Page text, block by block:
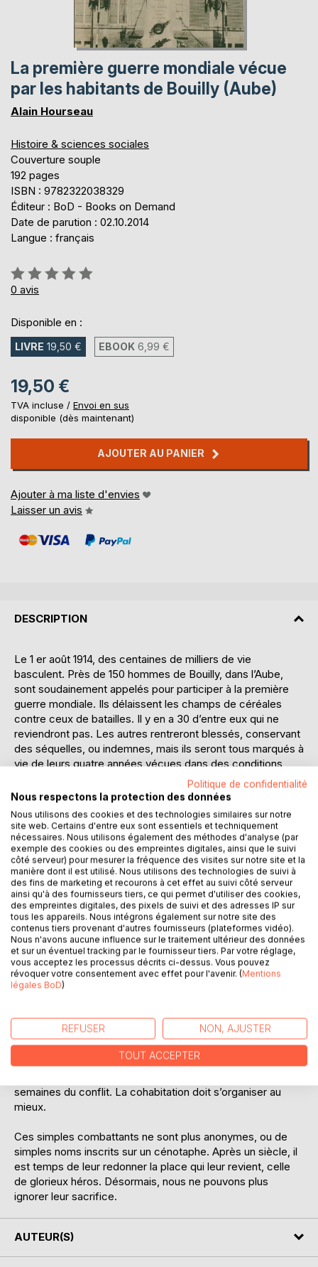
La première guerre mondiale vécue
par les habitants de Bouilly (Aube)
Alain Hourseau
Histoire & sciences sociales
Couverture souple
192 pages
ISBN : 9782322038329
Éditeur : BoD - Books on Demand
Date de parution : 02.10.2014
Langue : français
Évaluation:
0%
0 avis
Disponible en :
LIVRE 19,50 € EBOOK 6,99 €
19,50 €
TVA incluse / Envoi en sus
disponible (dès maintenant)
AJOUTER AU PANIER
Ajouter à ma liste d'envies
Laisser un avis
DESCRIPTION
Le 1 er août 1914, des centaines de milliers de vie
basculent. Près de 150 hommes de Bouilly, dans l’Aube,
sont soudainement appelés pour participer à la première
guerre mondiale. Ils délaissent les champs de céréales
contre ceux de batailles. Il y en a 30 d’entre eux qui ne
reviendront pas. Les autres rentreront blessés, conservant
des séquelles, ou indemnes, mais ils seront tous marqués à
vie de leurs quatre années vécues dans des conditions
Après plusieurs années de recherches minutieuses, Alain
HOURSEAU vous invitent à suivre leurs parcours,
représentatifs de l’histoire de ce conflit. Ces soldats
Bouillerands, incorporés dans divers types de régiment,
sont présents sur tous les fronts, de la Somme en Alsace
en passant pas Verdun ou le Chemin des Dames, mais
aussi en Orient. Leurs courriers sont des témoignages
poignants. Il y a ceux qui décèdent au combat, suite à leurs
blessures, de maladie, ou accidentellement. Grâce aux «
Journaux des marches et opérations », nous connaissons
les circonstances dans lesquelles ils sont mortellement
blessés. Certains reçoivent une médaille pour des actions
héroïques face à l’ennemi. D’autres enfin restent en
Et dans le village ? La vie continue malgré l’absence des
hommes, les réquisitions importantes et les pénuries
alimentaires. De nombreuses familles du Nord ou de l’Est
semaines du conflit. La cohabitation doit s’organiser au
mieux.
Ces simples combattants ne sont plus anonymes, ou de
simples noms inscrits sur un cénotaphe. Après un siècle, il
est temps de leur redonner la place qui leur revient, celle
de glorieux héros. Désormais, nous ne pouvons plus
ignorer leur sacrifice.
AUTEUR(S)
Politique de confidentialité
Nous respectons la protection des données
Nous utilisons des cookies et des technologies similaires sur notre
site web. Certains d'entre eux sont essentiels et techniquement
nécessaires. Nous utilisons également des méthodes d'analyse (par
exemple des cookies ou des empreintes digitales, ainsi que le suivi
côté serveur) pour mesurer la fréquence des visites sur notre site et la
manière dont il est utilisé. Nous utilisons des technologies de suivi à
des fins de marketing et recourons à cet effet au suivi côté serveur
ainsi qu'à des fournisseurs tiers, ce qui permet d'utiliser des cookies,
des empreintes digitales, des pixels de suivi et des adresses IP sur
tous les appareils. Nous intégrons également sur notre site des
contenus tiers provenant d'autres fournisseurs (plateformes vidéo).
Nous n'avons aucune influence sur le traitement ultérieur des données
et sur un éventuel tracking par le fournisseur tiers. Par votre réglage,
vous acceptez les processus décrits ci-dessus. Vous pouvez
révoquer votre consentement avec effet pour l'avenir. (Mentions
légales BoD)
REFUSER NON, AJUSTER
TOUT ACCEPTER